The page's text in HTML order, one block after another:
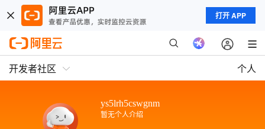
打开 APP
开发者社区 个人
ys5lrh5cswgnm
暂无个人介绍